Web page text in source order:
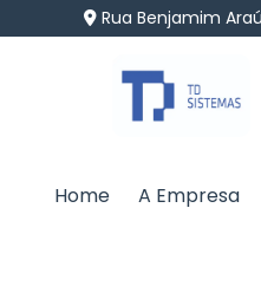
Rua Benjamim
Home A Empresa